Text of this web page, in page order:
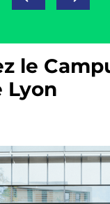
le
Lyon